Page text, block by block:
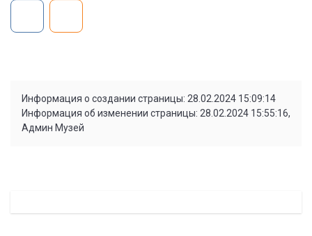
Информация о создании страницы: 28.02.2024 15:09:14
Информация об изменении страницы: 28.02.2024 15:55:16,
Админ Музей